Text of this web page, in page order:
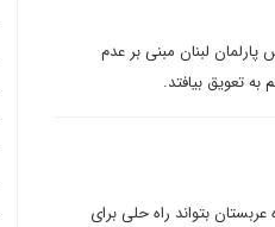
پارلمان لبنان مبنى بر عدم
تعويق بيافتد.
بتواند راه حلى براى